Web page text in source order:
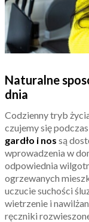
Naturalne
dnia
Codzienny tryb
czujemy się
gardło i nos są
wprowadzenia w
odpowiednia
ogrzewanych
uczucie suchości
wietrzenie i
ręczniki